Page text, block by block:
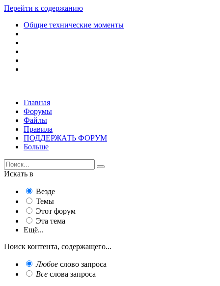
Перейти к содержанию
Общие технические моменты
Главная
Форумы
Файлы
Правила
ПОДДЕРЖАТЬ ФОРУМ
Больше
Искать в
Везде
Темы
Этот форум
Эта тема
Ещё...
Поиск контента, содержащего...
Любое слово запроса
Все слова запроса